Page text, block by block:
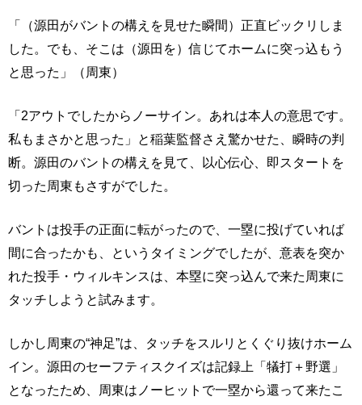
「（源田がバントの構えを見せた瞬間）正直ビックリしま
した。でも、そこは（源田を）信じてホームに突っ込もう
と思った」（周東）
「2アウトでしたからノーサイン。あれは本人の意思です。
私もまさかと思った」と稲葉監督さえ驚かせた、瞬時の判
断。源田のバントの構えを見て、以心伝心、即スタートを
切った周東もさすがでした。
バントは投手の正面に転がったので、一塁に投げていれば
間に合ったかも、というタイミングでしたが、意表を突か
れた投手・ウィルキンスは、本塁に突っ込んで来た周東に
タッチしようと試みます。
しかし周東の“神足”は、タッチをスルリとくぐり抜けホーム
イン。源田のセーフティスクイズは記録上「犠打＋野選」
となったため、周東はノーヒットで一塁から還って来たこ